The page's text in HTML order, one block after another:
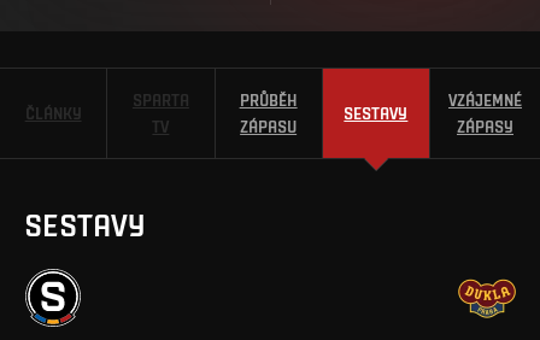
ČLÁNKY
SPARTA
TV
PRŮBĚH
ZÁPASU
SESTAVY
VZÁJEMNÉ
ZÁPASY
SESTAVY